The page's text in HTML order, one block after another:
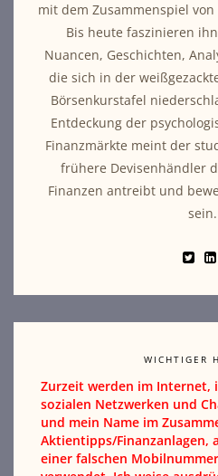
mit dem Zusammenspiel
Bis heute faszinieren
Nuancen, Geschichten,
die sich in der
Börsenkurstafel
Entdeckung der
Finanzmärkte meint der
frühere Devisenhändler
Finanzen antreibt und
sein.
WICHTIGER
Zurzeit werden im Internet,
sozialen Netzwerken und
und mein Name im
Aktientipps/Finanzanlagen,
einer falschen